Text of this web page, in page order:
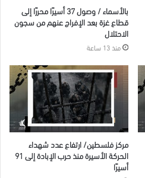
بالأسماء / وصول 37 أسيرًا محررًا إلى
قطاع غزة بعد الإفراج عنهم من سجون
الاحتلال
منذ 13 ساعة
مركز فلسطين/ ارتفاع عدد شهداء
الحركة الأسيرة منذ حرب الإبادة إلى 91
أسيرًا